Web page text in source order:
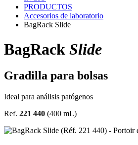
PRODUCTOS
Accesorios de laboratorio
BagRack Slide
BagRack Slide
Gradilla para bolsas
Ideal para análisis patógenos
Ref. 221 440 (400 mL)